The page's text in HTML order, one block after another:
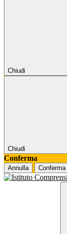
Chiudi
Chiudi
Conferma
Annulla Conferma